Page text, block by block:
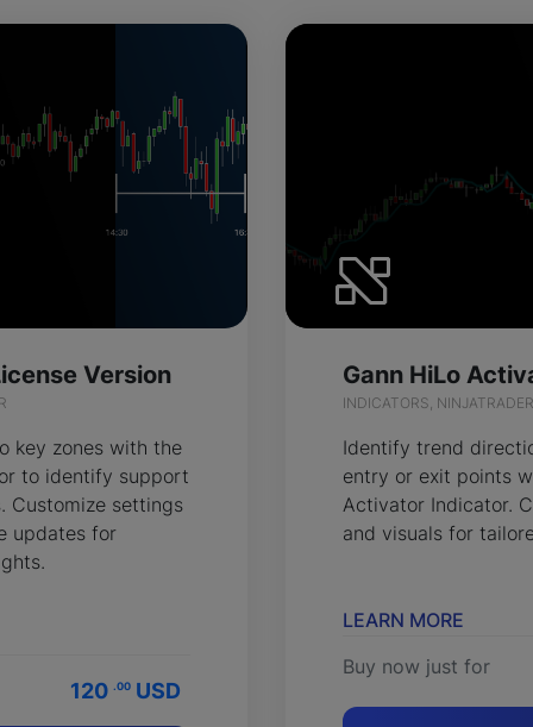
Version
key zones with the
to identify support
Customize settings
updates for
120 .00USD
INDICATORS, NINJATRADER
Identify trend
entry or exit points
Activator Indicator.
and visuals for
LEARN MORE
Buy now just for